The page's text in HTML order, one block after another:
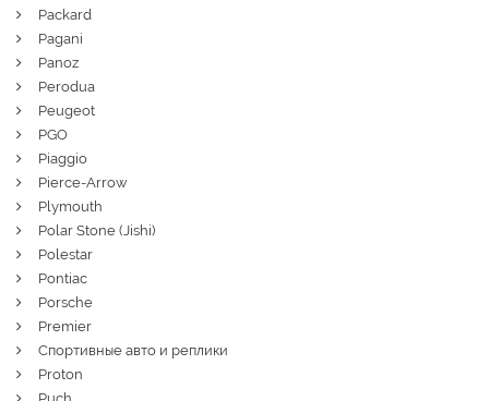
Packard
Pagani
Panoz
Perodua
Peugeot
PGO
Piaggio
Pierce-Arrow
Plymouth
Polar Stone (Jishi)
Polestar
Pontiac
Porsche
Premier
Спортивные авто и реплики
Proton